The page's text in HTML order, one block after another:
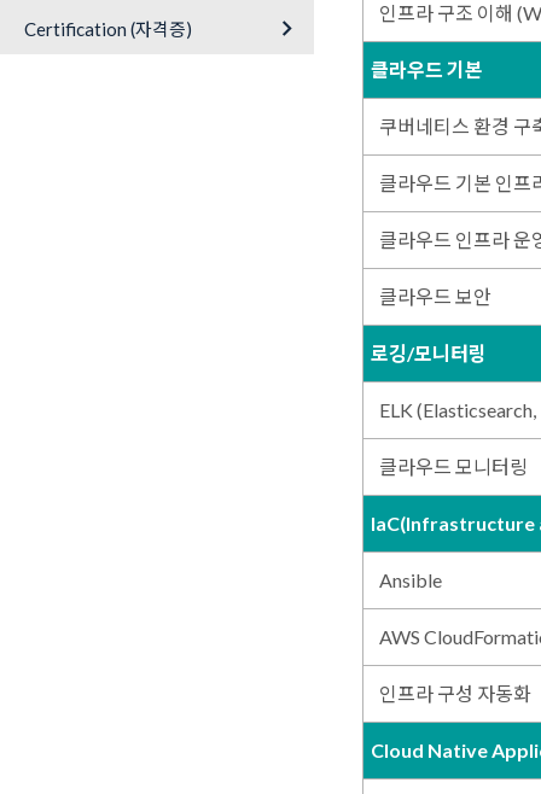
Certification (자격증) keyboard_arrow_right
인프라 구조 이해
클라우드 기본
쿠버네티스 환경 구
클라우드 기본 인프
클라우드 인프라 운
클라우드 보안
로깅/모니터링
ELK
클라우드 모니터링
IaC(Infrastructure
Ansible
AWS
인프라 구성 자동화
Cloud Native